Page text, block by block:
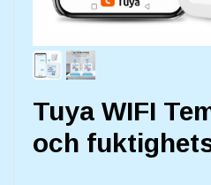
Tuya WIFI
och